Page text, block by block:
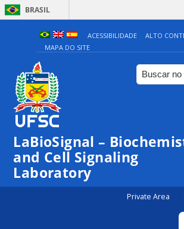
BRASIL
ACESSIBILIDADE
ALTO
MAPA DO SITE
LaBioSignal –
and Cell Signaling
Laboratory
Private Area